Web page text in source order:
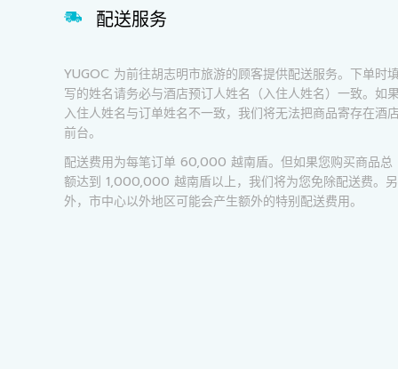
配送服务
YUGOC 为前往胡志明市旅游的顾客提供配送服务。下单时
写的姓名请务必与酒店预订人姓名（入住人姓名）一致。如
入住人姓名与订单姓名不一致，我们将无法把商品寄存在酒
前台。
配送费用为每笔订单 60,000 越南盾。但如果您购买商品总
额达到 1,000,000 越南盾以上，我们将为您免除配送费。另
外，市中心以外地区可能会产生额外的特别配送费用。